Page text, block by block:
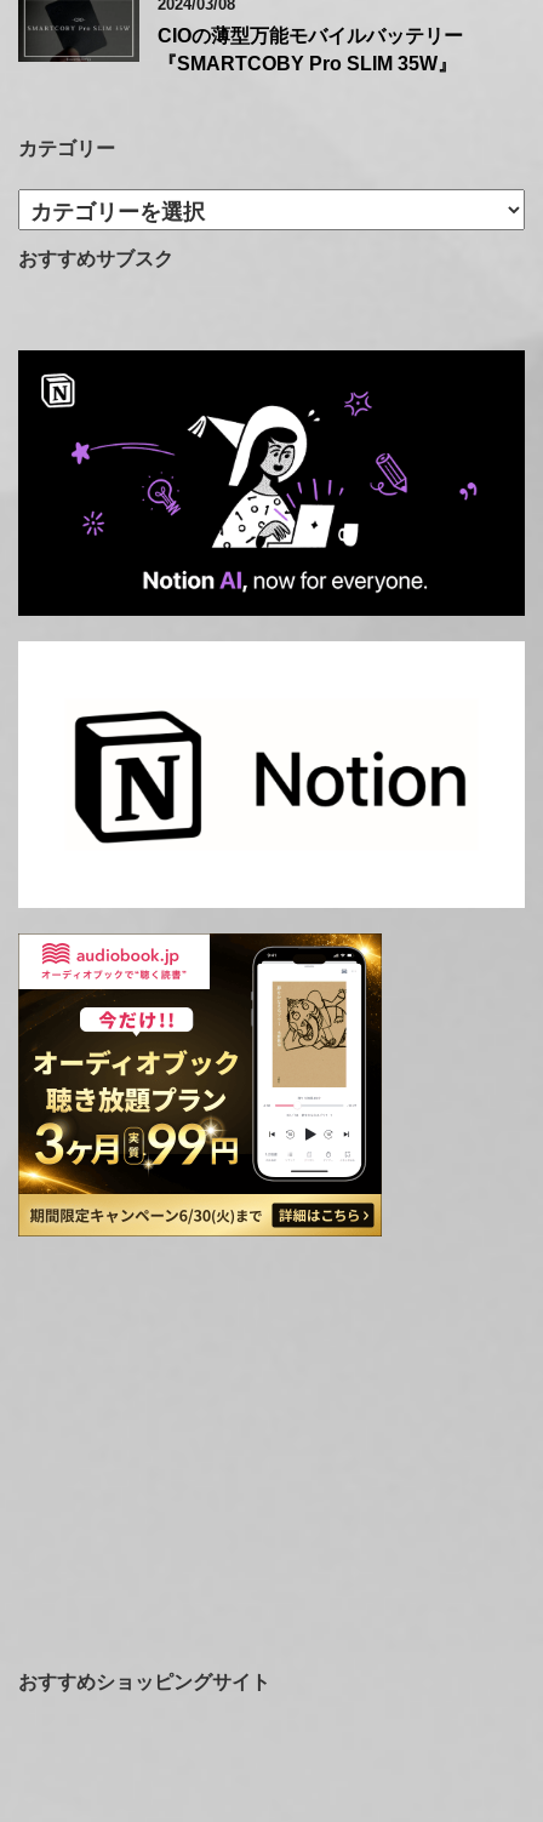
2024/03/08
CIOの薄型万能モバイルバッテリー
『SMARTCOBY Pro SLIM 35W』
カテゴリー
カ
テ
ゴ
おすすめサブスク
おすすめショッピングサイト